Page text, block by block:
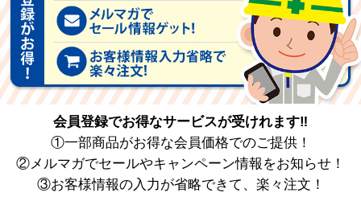
会員登録でお得なサービスが受けれます‼
①一部商品がお得な会員価格でのご提供！
②メルマガでセールやキャンペーン情報をお知らせ！
③お客様情報の入力が省略できて、楽々注文！